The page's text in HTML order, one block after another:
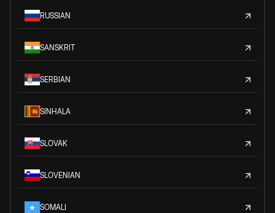
RUSSIAN
SANSKRIT
SERBIAN
SINHALA
SLOVAK
SLOVENIAN
SOMALI